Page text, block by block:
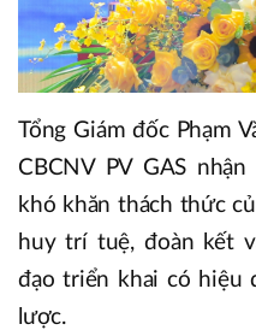
Tổng Giám đốc Phạm
CBCNV PV GAS
khó khăn thách thức
huy trí tuệ, đoàn kết
đạo triển khai có hiệu
lược.